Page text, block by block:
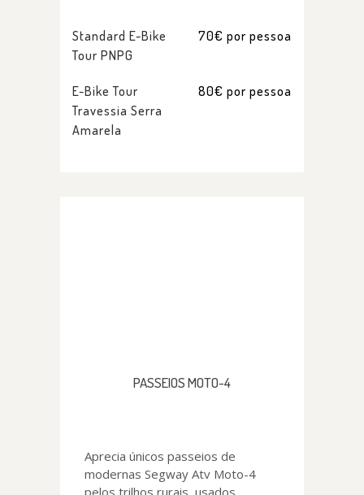
Standard E-Bike
Tour PNPG
70€ por pessoa
E-Bike Tour
Travessia Serra
Amarela
80€ por pessoa
PASSEIOS MOTO-4
Aprecia únicos passeios de
modernas Segway Atv Moto-4
pelos trilhos rurais, usados